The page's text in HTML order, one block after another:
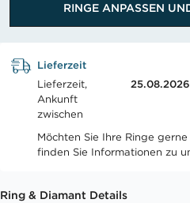
RINGE ANPASSEN
Lieferzeit
Lieferzeit,
Ankunft
zwischen
Möchten Sie Ihre Ringe
finden Sie Informationen zu
Ring & Diamant Details